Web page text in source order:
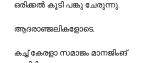
ഒരിക്കൽ കൂടി പങ്കു ചേരുന്നു.
ആദരാഞ്ജലികളോടെ,
കച്ച് കേരളാ സമാജം മാനജിംങ്